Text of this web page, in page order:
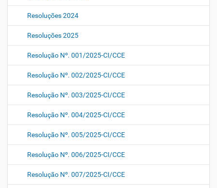
Resoluções 2024
Resoluções 2025
Resolução Nº. 001/2025-CI/CCE
Resolução Nº. 002/2025-CI/CCE
Resolução Nº. 003/2025-CI/CCE
Resolução Nº. 004/2025-CI/CCE
Resolução Nº. 005/2025-CI/CCE
Resolução Nº. 006/2025-CI/CCE
Resolução Nº. 007/2025-CI/CCE